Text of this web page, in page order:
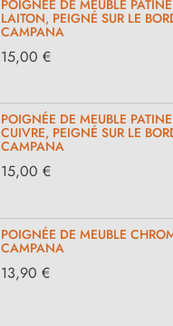
POIGNÉE DE MEUBLE
LAITON, PEIGNÉ SUR LE
CAMPANA
15,00 €
POIGNÉE DE MEUBLE
CUIVRE, PEIGNÉ SUR LE
CAMPANA
15,00 €
POIGNÉE DE MEUBLE
CAMPANA
13,90 €